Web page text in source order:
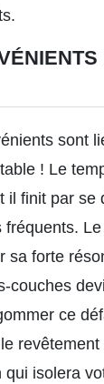
sont
! Le
il finit par se
fréquents.
sa forte
couches
ce
qui isolera